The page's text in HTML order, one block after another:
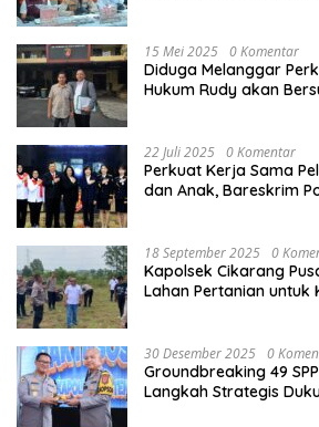
15 Mei 2025 0 Komentar
Diduga Melanggar
Hukum Rudy akan
22 Juli 2025 0 Komentar
Perkuat Kerja Sama
dan Anak, Bareskrim
18 September 2025 0
Kapolsek Cikarang
Lahan Pertanian untuk
30 Desember 2025 0
Groundbreaking 49
Langkah Strategis